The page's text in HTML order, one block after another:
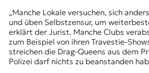
„Manche Lokale versuchen, sich
und üben Selbstzensur, um
erklärt der Jurist. Manche Clubs
zum Beispiel von ihren Travestie-
streichen die Drag-Queens aus dem
Polizei darf nichts zu beanstanden